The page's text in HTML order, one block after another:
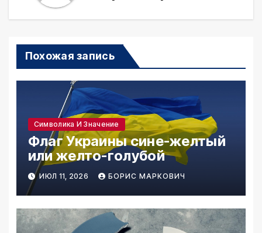
Похожая запись
Символика И Значение
Флаг Украины сине-желтый
или желто-голубой
ИЮЛ 11, 2026 БОРИС МАРКОВИЧ